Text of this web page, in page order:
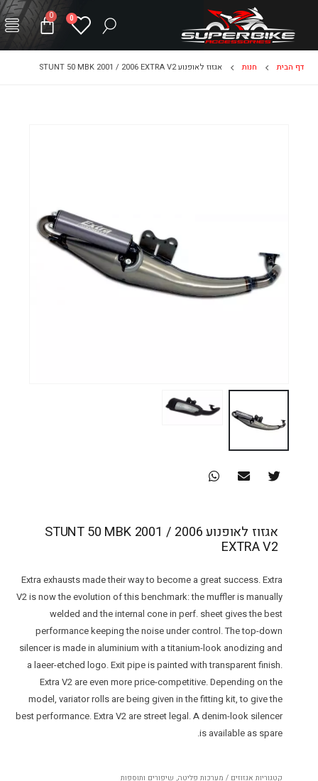
0
0
דף הבית חנות אגזוז לאופנוע STUNT 50 MBK 2001 / 2006 EXTRA V2
אגזוז לאופנוע STUNT 50 MBK 2001 / 2006
EXTRA V2
Extra exhausts made their way to become a great success. Extra
V2 is now the evolution of this benchmark: the muffler is manually
welded and the internal cone in perf. sheet gives the best
performance keeping the noise under control. The top-down
silencer is made in aluminium with a titanium-look anodizing and
a laeer-etched logo. Exit pipe is painted with transparent finish.
Extra V2 are even more price-competitive. Depending on the
model, variator rolls are being given in the fitting kit, to give the
best performance. Extra V2 are street legal. A denim-look silencer
is available as spare.
קטגוריות אגזוזים / מערכות פליטה, שיפורים ותוספות